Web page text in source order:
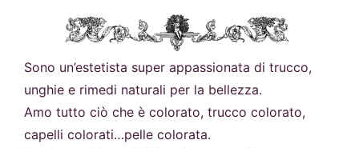
Sono un’estetista super appassionata di trucco,
unghie e rimedi naturali per la bellezza.
Amo tutto ciò che è colorato, trucco colorato,
capelli colorati…pelle colorata.